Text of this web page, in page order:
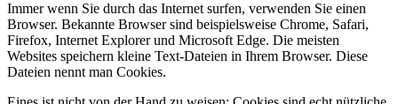
Immer wenn Sie durch das Internet surfen, verwenden Sie einen
Browser. Bekannte Browser sind beispielsweise Chrome, Safari,
Firefox, Internet Explorer und Microsoft Edge. Die meisten
Websites speichern kleine Text-Dateien in Ihrem Browser. Diese
Dateien nennt man Cookies.